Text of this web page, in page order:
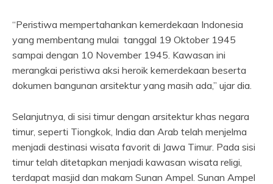
“Peristiwa mempertahankan kemerdekaan Indonesia
yang membentang mulai tanggal 19 Oktober 1945
sampai dengan 10 November 1945. Kawasan ini
merangkai peristiwa aksi heroik kemerdekaan beserta
dokumen bangunan arsitektur yang masih ada,” ujar dia.
Selanjutnya, di sisi timur dengan arsitektur khas negara
timur, seperti Tiongkok, India dan Arab telah menjelma
menjadi destinasi wisata favorit di Jawa Timur. Pada sisi
timur telah ditetapkan menjadi kawasan wisata religi,
terdapat masjid dan makam Sunan Ampel. Sunan Ampel